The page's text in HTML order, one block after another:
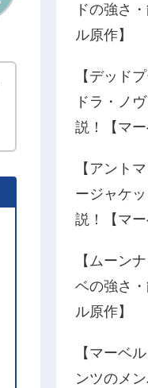
ドの強さ
ル原作】
【デッド
ドラ・ノ
説！【マー
【アント
ージャケ
説！【マー
【ムーン
ベの強さ
ル原作】
【マーベ
ンツのメ